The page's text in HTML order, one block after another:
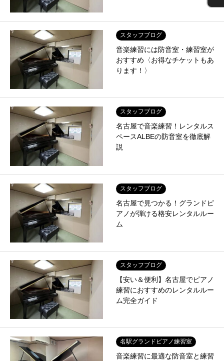
スタッフブログ
音楽練習には防音室・練習室が
おすすめ〈お得なチケットもあ
ります！〉
スタッフブログ
名古屋で音楽練習！レンタルス
ペースALBEの防音室を徹底解
説
スタッフブログ
名古屋で見つかる！グランドピ
アノが弾ける格安レンタルルー
ム
スタッフブログ
【安い＆便利】名古屋でピアノ
練習におすすめのレンタルルー
ム完全ガイド
名駅グランドピアノ練習室
音楽練習に最適な防音室と練習